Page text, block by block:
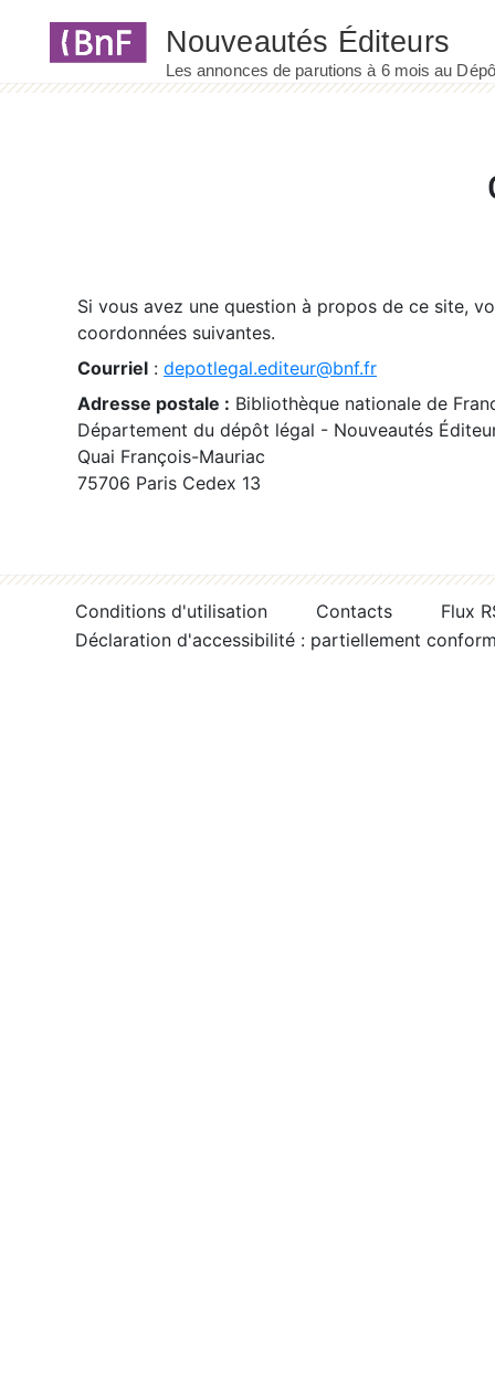
Si vous avez une question à propos de ce site,
coordonnées suivantes.
Courriel : depotlegal.editeur@bnf.fr
Adresse postale : Bibliothèque nationale de
Département du dépôt légal - Nouveautés
Quai François-Mauriac
75706 Paris Cedex 13
Conditions d'utilisation Contacts
Flux
Déclaration d'accessibilité : partiellement